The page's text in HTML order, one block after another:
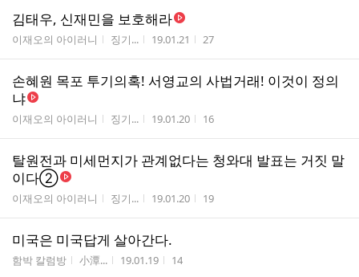
김태우, 신재민을 보호해라
게시판명
이재오의 아이러니 작성자
징기... 작성시간
19.01.21 조회수
27
손혜원 목포 투기의혹! 서영교의 사법거래! 이것이 정의
냐
게시판명
이재오의 아이러니 작성자
징기... 작성시간
19.01.20 조회수
16
탈원전과 미세먼지가 관계없다는 청와대 발표는 거짓 말
이다②
게시판명
이재오의 아이러니 작성자
징기... 작성시간
19.01.20 조회수
19
미국은 미국답게 살아간다.
게시판명
함박 칼럼방 작성자
小潭... 작성시간
19.01.19 조회수
14